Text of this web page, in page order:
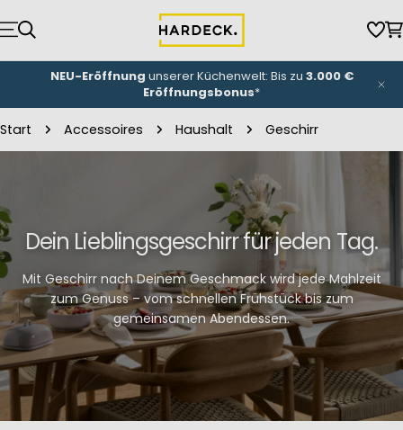
Inhalt
springen
NEU-Eröffnung unserer Küchenwelt: Bis zu 3.000 €
Eröffnungsbonus*
Start Accessoires Haushalt Geschirr
Dein Lieblingsgeschirr für jeden Tag.
Mit Geschirr nach Deinem Geschmack wird jede Mahlzeit
zum Genuss – vom schnellen Frühstück bis zum
gemeinsamen Abendessen.